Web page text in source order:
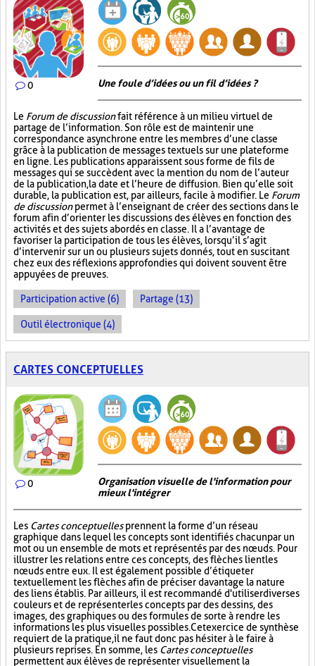
0 Une foule d’idées ou un fil d’idées ?
Le Forum de discussionfait référence à un milieu virtuel de
partage de l’information. Son rôle est de maintenir une
correspondance asynchrone entre les membres d’une classe
grâce à la publication de messages textuels sur une plateforme
en ligne. Les publications apparaissent sous forme de fils de
messages qui se succèdent avec la mention du nom de l’auteur
de la publication, la date et l’heure de diffusion. Bien qu’elle soit
durable, la publication est, par ailleurs, facile à modifier. Le Forum
de discussionpermet à l’enseignant de créer des sections dans le
forum afin d’orienter les discussions des élèves en fonction des
activités et des sujets abordés en classe. Il a l’avantage de
favoriser la participation de tous les élèves, lorsqu’il s’agit
d’intervenir sur un ou plusieurs sujets donnés, tout en suscitant
chez eux des réflexions approfondies qui doivent souvent être
appuyées de preuves.
Participation active (6) Partage (13)
Outil électronique (4)
CARTES CONCEPTUELLES
0
Organisation visuelle de l'information pour
mieux l'intégrer
Les Cartes conceptuellesprennent la forme d’un réseau
graphique dans lequel les concepts sont identifiés chacun par un
mot ou un ensemble de mots et représentés par des nœuds. Pour
illustrer les relations entre ces concepts, des flèches lient les
nœuds entre eux. Il est également possible d’étiqueter
textuellement les flèches afin de préciser davantage la nature
des liens établis. Par ailleurs, il est recommandé d'utiliser diverses
couleurs et de représenter les concepts par des dessins, des
images, des graphiques ou des formules de sorte à rendre les
informations les plus visuelles possibles. Cet exercice de synthèse
requiert de la pratique, il ne faut donc pas hésiter à le faire à
plusieurs reprises. En somme, les Cartes conceptuelles
permettent aux élèves de représenter visuellement la